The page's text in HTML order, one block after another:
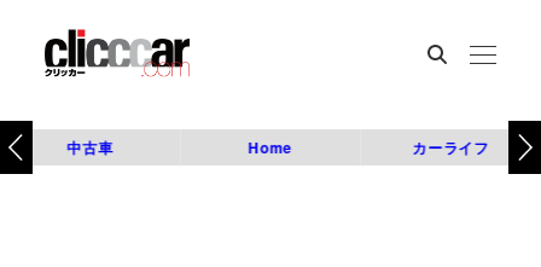
中古車 Home カーライフ